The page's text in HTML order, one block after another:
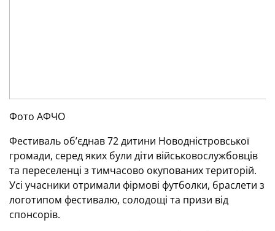
Фото АФЧО
Фестиваль об’єднав 72 дитини Новодністровської
громади, серед яких були діти військовослужбовців
та переселенці з тимчасово окупованих територій.
Усі учасники отримали фірмові футболки, браслети з
логотипом фестивалю, солодощі та призи від
спонсорів.